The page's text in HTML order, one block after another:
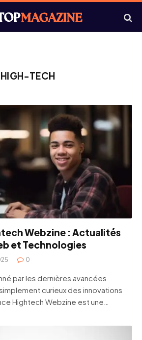
HIGH-TECH
Webzine : Actualités
et Technologies
0
par les dernières avancées
curieux des innovations
Hightech Webzine est une…